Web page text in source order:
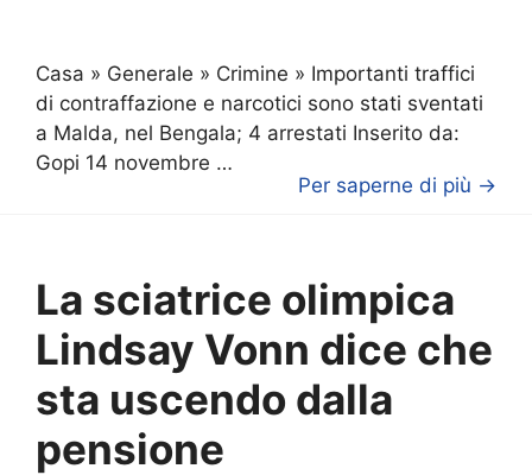
Casa » Generale » Crimine » Importanti traffici
di contraffazione e narcotici sono stati sventati
a Malda, nel Bengala; 4 arrestati Inserito da:
Gopi 14 novembre …
Per saperne di più →
La sciatrice olimpica
Lindsay Vonn dice che
sta uscendo dalla
pensione